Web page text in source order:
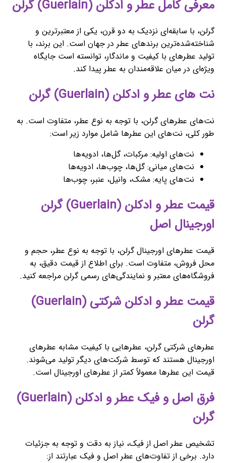
معرفی کامل عطر و ادکلن (Guerlain) گرلن
گرلن، با سابقه‌ای نزدیک به دو قرن، یکی از معتبرترین و
شناخته‌شده‌ترین برندهای عطر در جهان است. این برند، با
تولید عطرهای با کیفیت و ماندگار، توانسته است جایگاه
ویژه‌ای در میان علاقه‌مندان به عطر پیدا کند.
نت های عطر و ادکلن (Guerlain) گرلن
نت‌های عطرهای گرلن، با توجه به نوع عطر، متفاوت است. به
طور کلی، نت‌های این عطرها شامل موارد زیر است:
نت‌های اولیه: مرکبات، گل‌ها، ادویه‌ها
نت‌های میانی: گل‌ها، چوب‌ها، ادویه‌ها
نت‌های پایه: مشک، وانیل، عنبر، چوب‌ها
قیمت عطر و ادکلن (Guerlain) گرلن
اورجینال اصل
قیمت عطرهای اورجینال گرلن، با توجه به نوع عطر، حجم و
محل فروش، متفاوت است. برای اطلاع از قیمت دقیق، به
فروشگاه‌های معتبر و نمایندگی‌های رسمی گرلن مراجعه کنید.
قیمت عطر و ادکلن شرکتی (Guerlain)
گرلن
عطرهای شرکتی گرلن، عطرهایی با کیفیت مشابه عطرهای
اورجینال هستند که توسط شرکت‌های دیگر تولید می‌شوند.
قیمت این عطرها معمولاً کمتر از عطرهای اورجینال است.
فرق اصل و فیک عطر و ادکلن (Guerlain)
گرلن
تشخیص عطر اصل از فیک، نیاز به دقت و توجه به جزئیات
دارد. برخی از تفاوت‌های عطر اصل و فیک عبارتند از: